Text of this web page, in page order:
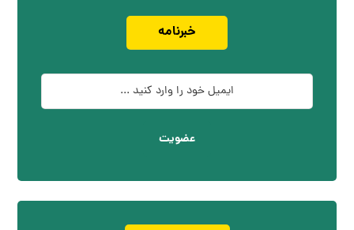
خبرنامه
عضویت